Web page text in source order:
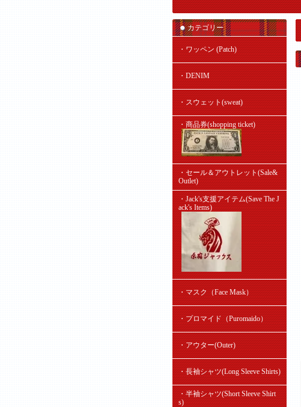
カテゴリー
・ワッペン (Patch)
・DENIM
・スウェット(sweat)
・商品券(shopping ticket)
・セール＆アウトレット(Sale&
Outlet)
・Jack's支援アイテム(Save The J
ack's Items)
・マスク（Face Mask）
・プロマイド（Puromaido）
・アウター(Outer)
・長袖シャツ(Long Sleeve Shirts)
・半袖シャツ(Short Sleeve Shirt
s)